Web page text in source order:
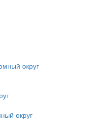
округ
округ